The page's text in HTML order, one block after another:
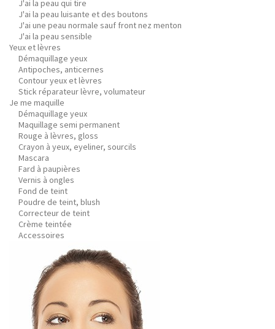
J'ai la peau qui tire
J'ai la peau luisante et des boutons
J'ai une peau normale sauf front nez menton
J'ai la peau sensible
Yeux et lèvres
Démaquillage yeux
Antipoches, anticernes
Contour yeux et lèvres
Stick réparateur lèvre, volumateur
Je me maquille
Démaquillage yeux
Maquillage semi permanent
Rouge à lèvres, gloss
Crayon à yeux, eyeliner, sourcils
Mascara
Fard à paupières
Vernis à ongles
Fond de teint
Poudre de teint, blush
Correcteur de teint
Crème teintée
Accessoires